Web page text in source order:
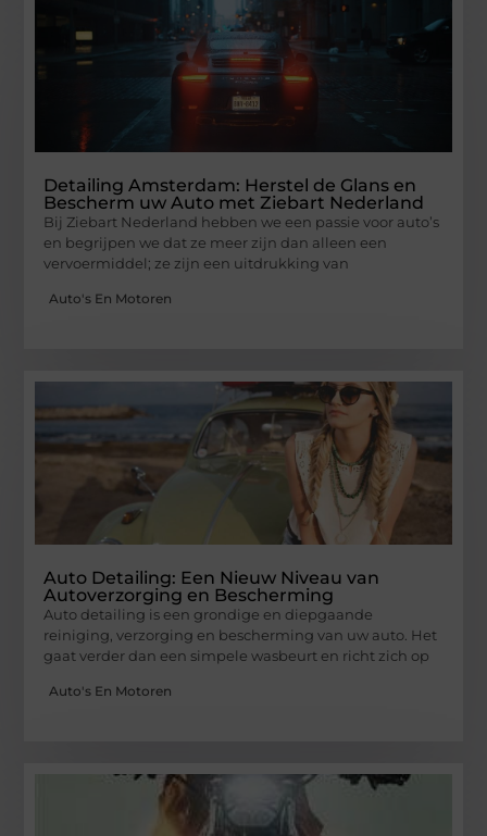
Detailing Amsterdam: Herstel de Glans en
Bescherm uw Auto met Ziebart Nederland
Bij Ziebart Nederland hebben we een passie voor auto’s
en begrijpen we dat ze meer zijn dan alleen een
vervoermiddel; ze zijn een uitdrukking van
Auto's En Motoren
Auto Detailing: Een Nieuw Niveau van
Autoverzorging en Bescherming
Auto detailing is een grondige en diepgaande
reiniging, verzorging en bescherming van uw auto. Het
gaat verder dan een simpele wasbeurt en richt zich op
Auto's En Motoren